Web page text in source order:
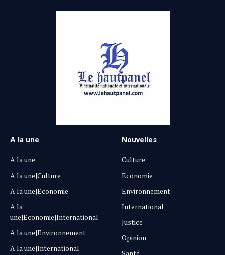
A la une
A la une
A la une|Culture
A la une|Economie
A la
une|Economie|International
A la une|Environnement
A la une|International
Nouvelles
Culture
Economie
Environnement
International
Justice
Opinion
Santé